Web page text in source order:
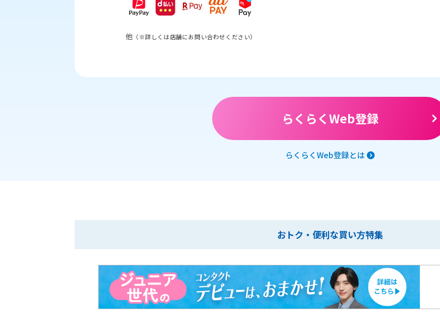
他 （※詳しくは店舗にお問い合わせください）
らくらくWeb登録
らくらくWeb登録とは
おトク・便利な買い方特集